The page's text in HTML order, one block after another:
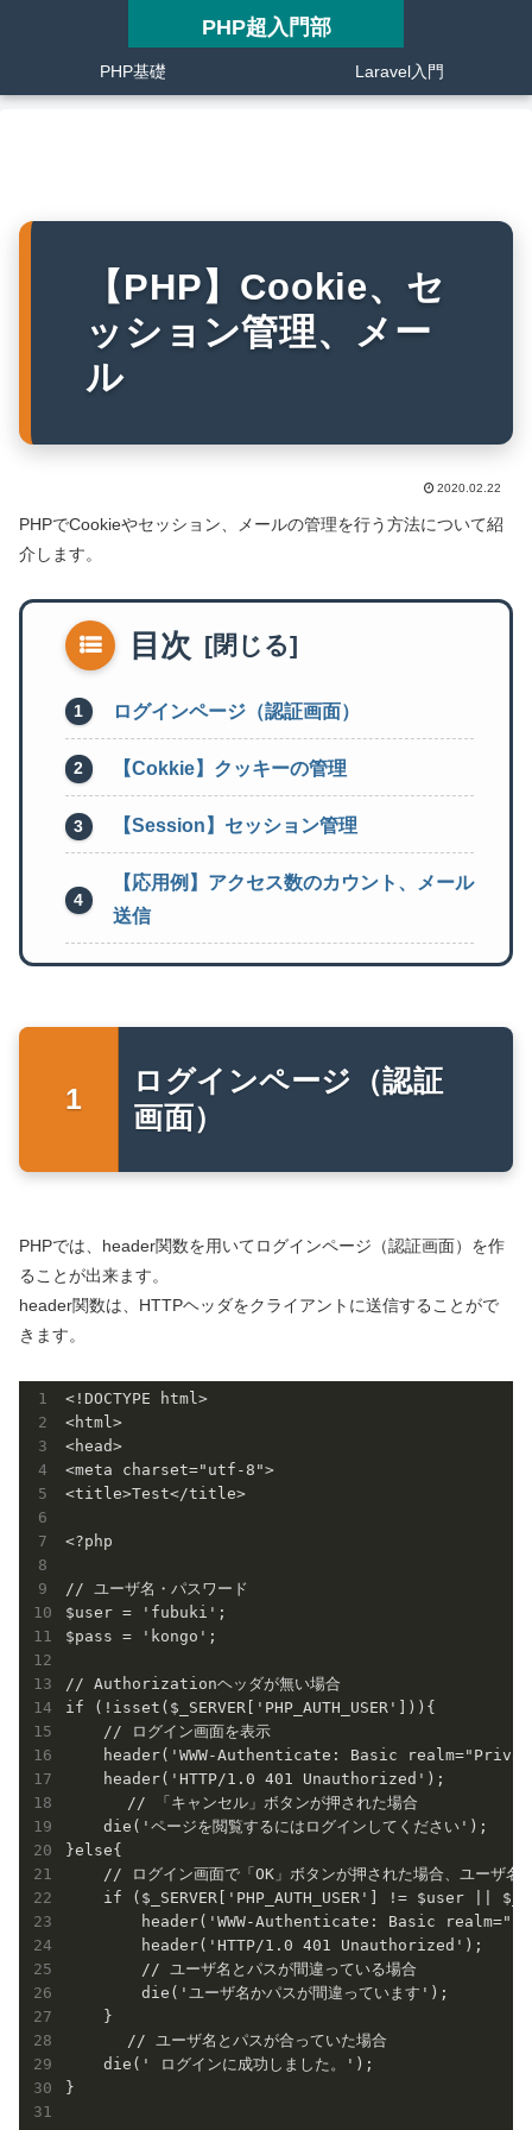
PHP超入門部
PHP基礎 Laravel入門
【PHP】Cookie、セ
ッション管理、メー
ル
2020.02.22
PHPでCookieやセッション、メールの管理を行う方法について紹
介します。
目次
ログインページ（認証画面）
【Cokkie】クッキーの管理
【Session】セッション管理
【応用例】アクセス数のカウント、メール
送信
ログインページ（認証
画面）
PHPでは、header関数を用いてログインページ（認証画面）を作
ることが出来ます。
header関数は、HTTPヘッダをクライアントに送信することがで
きます。
<!DOCTYPE html>
<html>
<head>
<meta charset="utf-8">
<title>Test</title>
<?php
// ユーザ名・パスワード
$user = 'fubuki';
$pass = 'kongo';
// Authorizationヘッダが無い場合
if (!isset($_SERVER['PHP_AUTH_USER'])){
    // ログイン画面を表示
header('WWW-Authenticate: Basic
    header('HTTP/1.0 401 Unauthorized');
// 「キャンセル」ボタンが押された場合
    die('ページを閲覧するにはログインしてください');
}else{
// ログイン画面で「OK」ボタンが押された場合、ユーザ名
if ($_SERVER['PHP_AUTH_USER'] != $user ||
header('WWW-Authenticate: Basic
        header('HTTP/1.0 401 Unauthorized');
        die('ユーザ名かパスが間違っています');
    }
// ユーザ名とパスが合っていた場合
    die(' ログインに成功しました。');
}